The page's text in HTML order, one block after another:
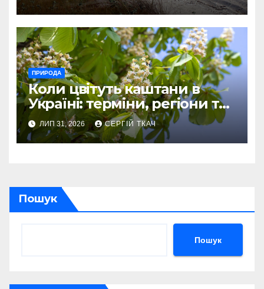
ПРИРОДА
Коли цвітуть каштани в
Україні: терміни, регіони та
приховані нюанси
ЛИП 31, 2026 СЕРГІЙ ТКАЧ
Пошук
Пошук